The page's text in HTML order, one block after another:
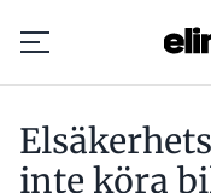
inte köra